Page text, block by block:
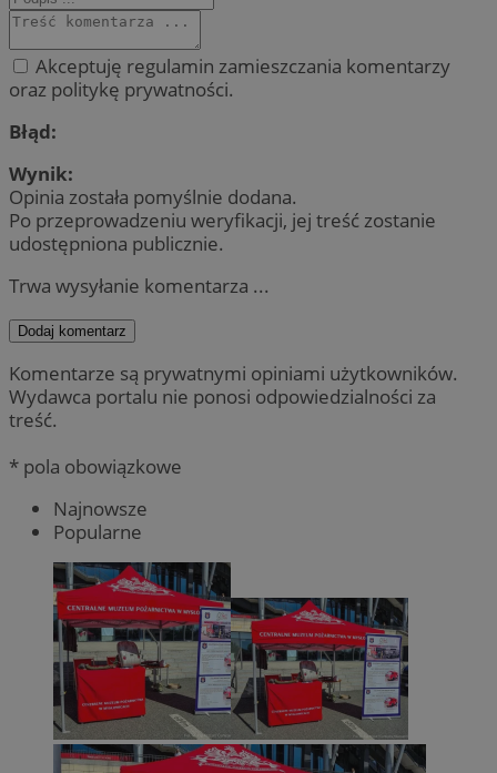
Akceptuję regulamin zamieszczania komentarzy
oraz politykę prywatności.
Błąd:
Wynik:
Opinia została pomyślnie dodana.
Po przeprowadzeniu weryfikacji, jej treść zostanie
udostępniona publicznie.
Trwa wysyłanie komentarza ...
Dodaj komentarz
Komentarze są prywatnymi opiniami użytkowników.
Wydawca portalu nie ponosi odpowiedzialności za
treść.
* pola obowiązkowe
Najnowsze
Popularne